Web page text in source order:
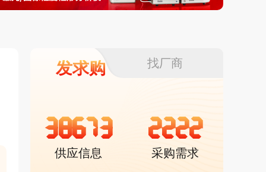
发求购 找厂商
38673
供应信息
2222
采购需求